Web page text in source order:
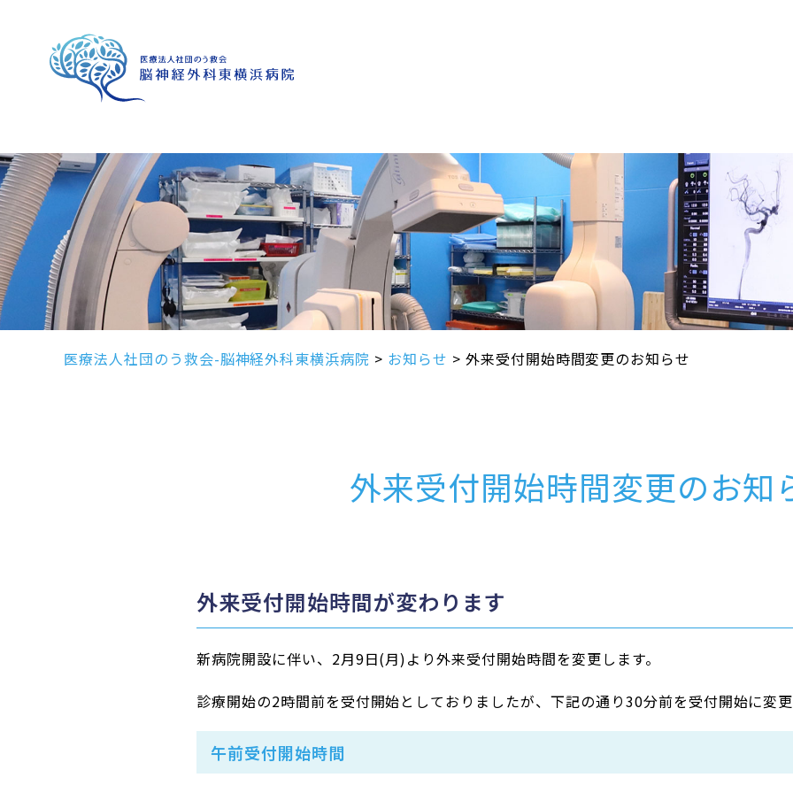
医療法人社団のう救会-脳神経外科東横浜病院 > お知らせ > 外来受付開始時間変更のお知らせ
外来受付開始時間変更のお知
外来受付開始時間が変わります
新病院開設に伴い、2月9日(月)より外来受付開始時間を変更します。
診療開始の2時間前を受付開始としておりましたが、下記の通り30分前を受付開始に変更
午前受付開始時間